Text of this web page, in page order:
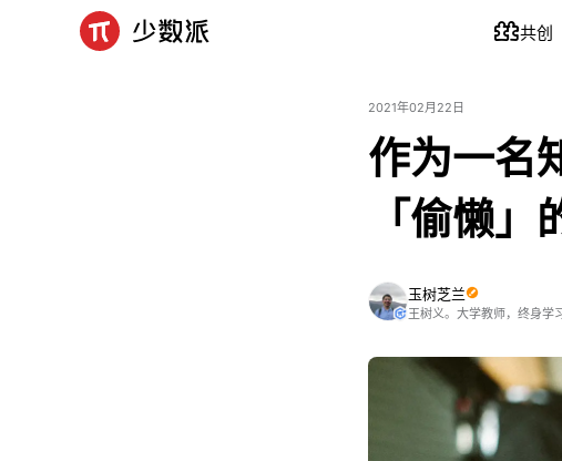
共创
2021年02月22日
作为一名
「偷懒」
玉树芝兰